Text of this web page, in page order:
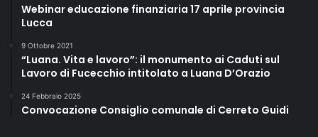
Webinar educazione finanziaria 17 aprile provincia
Lucca
9 Ottobre 2021
“Luana. Vita e lavoro”: il monumento ai Caduti sul
Lavoro di Fucecchio intitolato a Luana D’Orazio
24 Febbraio 2025
Convocazione Consiglio comunale di Cerreto Guidi